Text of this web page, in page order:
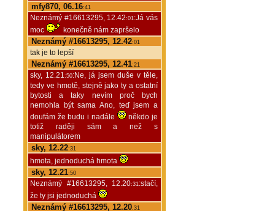
mfy870, 06.16:41
Neznámý #16613295, 12.42:01:Já vás
moc
konečně nám zapršelo
Neznámý #16613295, 12.42:01
tak je to lepší
Neznámý #16613295, 12.41:21
sky, 12.21:50:Ne, já jsem duše v těle,
tedy ve hmotě, stejně jako ty a ostatní
bytosti a taky nevím proč bych
nemohla být sama Ano, teď jsem a
doufám že budu i nadále
někdo je
totiž raději sám a než s
manipulátorem
sky, 12.22:31
hmota, jednoduchá hmota
sky, 12.21:50
Neznámý #16613295, 12.20:31:stačí,
že ty jsi jednoduchá
Neznámý #16613295, 12.20:31